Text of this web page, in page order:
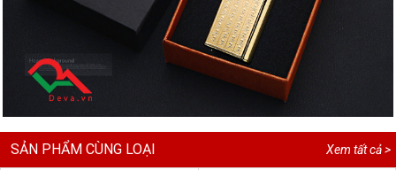
Xem tất cả >
SẢN PHẨM CÙNG LOẠI